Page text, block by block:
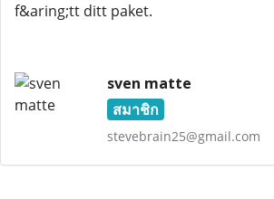
f&aring;tt ditt paket.
sven matte
สมาชิก
stevebrain25@gmail.com